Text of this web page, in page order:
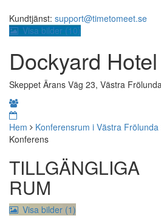
Kundtjänst: support@timetomeet.se
Visa bilder (10)
Dockyard
Skeppet Ärans Väg 23, Västra
Hem
Konferensrum i Västra Frölunda
Konferens
TILLGÄNGLIGA
RUM
Visa bilder (1)